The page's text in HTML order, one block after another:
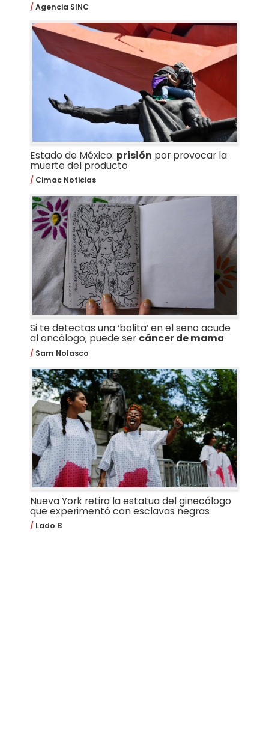
Agencia SINC
Estado de México: prisión por provocar la
muerte del producto
Cimac Noticias
Si te detectas una ‘bolita’ en el seno acude
al oncólogo; puede ser cáncer de mama
Sam Nolasco
Nueva York retira la estatua del ginecólogo
que experimentó con esclavas negras
Lado B